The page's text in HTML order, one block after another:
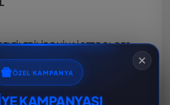
39 YÜKSELTİLEBİLİR 3 NİHAİ SET BOL DESTANSI FIRSAT HESAP
ÖZEL KAMPANYA
KAMPANYASI